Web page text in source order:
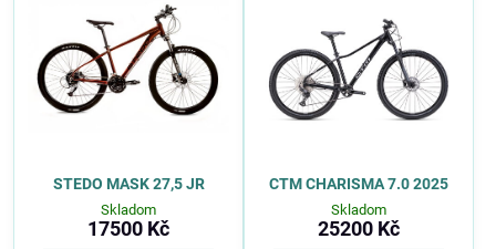
STEDO MASK 27,5 JR
Skladom
17500 Kč
CTM CHARISMA 7.0 2025
Skladom
25200 Kč